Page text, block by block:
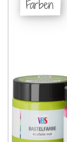
Farben